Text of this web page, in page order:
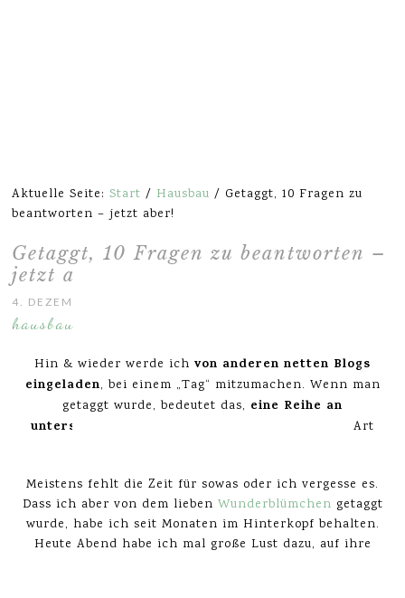
Aktuelle Seite:Start / Hausbau / Getaggt, 10 Fragen zu
beantworten – jetzt aber!
Getaggt, 10 Fragen zu beantworten –
jetzt aber!
4. DEZEMBER 2013
hausbau
Hin & wieder werde ich von anderen netten Blogs
eingeladen, bei einem „Tag“ mitzumachen. Wenn man
getaggt wurde, bedeutet das, eine Reihe an
unterschiedlichen Fragen
zu beantworten. Eine Art
Meistens fehlt die Zeit für sowas oder ich vergesse es.
Dass ich aber von dem lieben Wunderblümchen getaggt
wurde, habe ich seit Monaten im Hinterkopf behalten.
Heute Abend habe ich mal große Lust dazu, auf ihre